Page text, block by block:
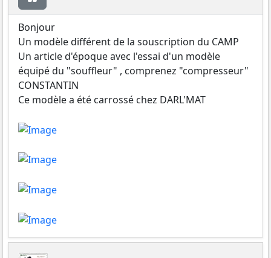
Bonjour
Un modèle différent de la souscription du CAMP
Un article d'époque avec l'essai d'un modèle
équipé du "souffleur" , comprenez "compresseur"
CONSTANTIN
Ce modèle a été carrossé chez DARL'MAT